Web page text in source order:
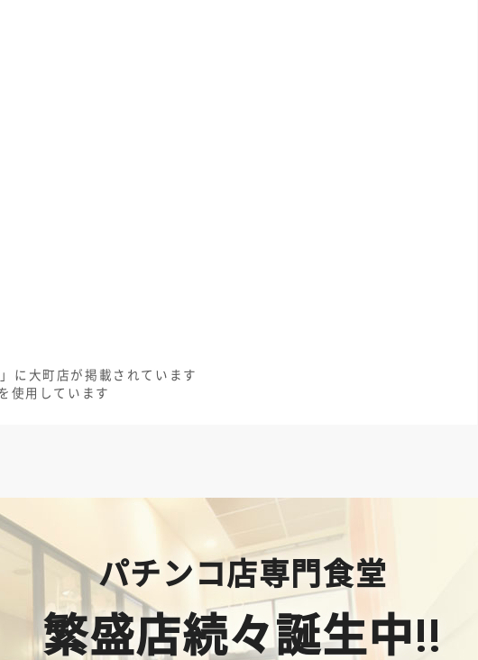
に大町店が掲載されています
使用しています
パチンコ店専門食堂
繁盛店続々誕生中!!